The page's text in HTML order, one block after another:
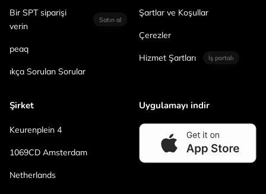
Bir SPT siparişi
verin
Satın al
peaq
ıkça Sorulan Sorular
Şartlar ve Koşullar
Çerezler
Hizmet Şartları İş portalı
Şirket
Keurenplein 4
1069CD Amsterdam
Netherlands
Uygulamayı indir